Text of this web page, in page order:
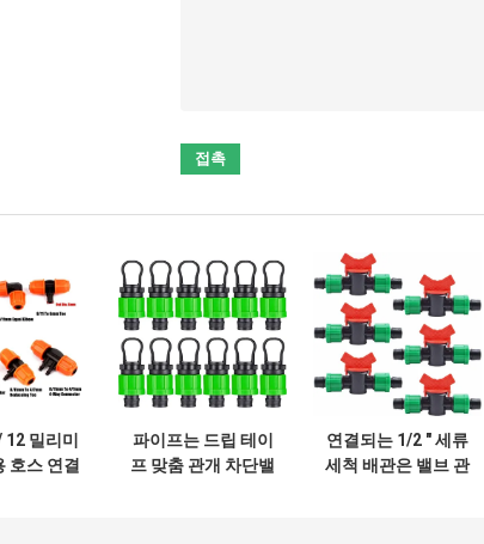
밀리미
호스 연결
파이프는 드립 테이
프 맞춤 관개 차단밸
연결되는 1/2 " 세류
세척 배관은 밸브 관